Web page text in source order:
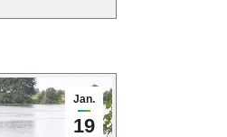
Jan.
19